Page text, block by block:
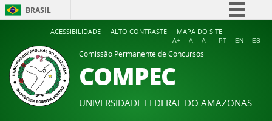
BRASIL
Simplifique!
Comunica BR
Acesso à informação
Legislação
ACESSIBILIDADE ALTO CONTRASTE MAPA DO SITE
A+ A A- PT EN ES
Comissão Permanente de Concursos
COMPEC
UNIVERSIDADE FEDERAL DO AMAZONAS